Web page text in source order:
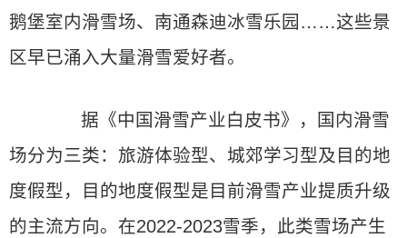
鹅堡室内滑雪场、南通森迪冰雪乐园……这些景
区早已涌入大量滑雪爱好者。
据《中国滑雪产业白皮书》，国内滑雪
场分为三类：旅游体验型、城郊学习型及目的地
度假型，目的地度假型是目前滑雪产业提质升级
的主流方向。在2022-2023雪季，此类雪场产生